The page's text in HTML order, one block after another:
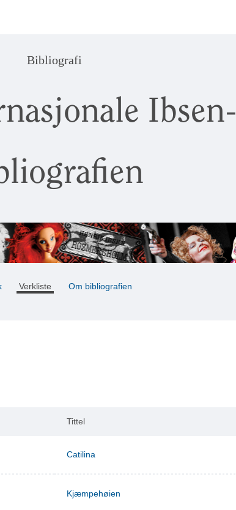
Bibliografi
Ibsen-
Verkliste Om bibliografien
Tittel
Catilina
Kjæmpehøien